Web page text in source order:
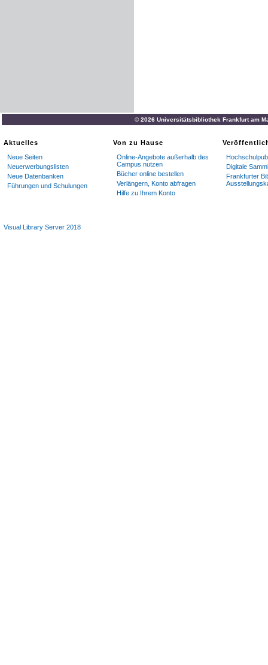
© 2026 Universitätsbibliothek Frankfurt am
Aktuelles
Neue Seiten
Neuerwerbungslisten
Neue Datenbanken
Führungen und Schulungen
Von zu Hause
Online-Angebote außerhalb des
Campus nutzen
Bücher online bestellen
Verlängern, Konto abfragen
Hilfe zu Ihrem Konto
Digitale
Frankfurter
Visual Library Server 2018